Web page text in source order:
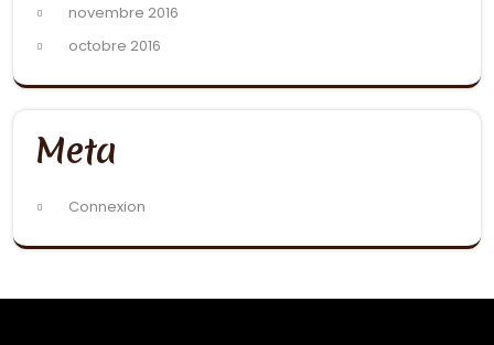
novembre 2016
octobre 2016
Meta
Connexion